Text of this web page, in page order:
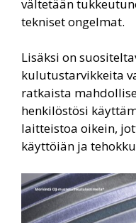
vältetään
tekniset ongelmat.
Lisäksi on
kulutustarvikkeita
ratkaista
henkilöstösi
laitteistoa oikein,
käyttöiän ja